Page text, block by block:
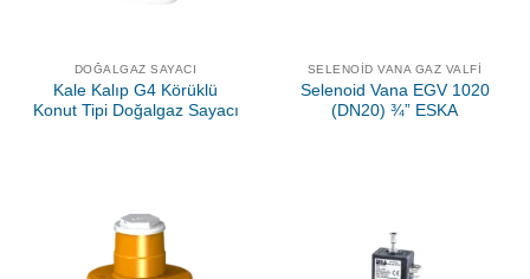
DOĞALGAZ SAYACI
Kale Kalıp G4 Körüklü
Konut Tipi Doğalgaz Sayacı
SELENOID VANA GAZ VALFI
Selenoid Vana EGV 1020
(DN20) ¾” ESKA